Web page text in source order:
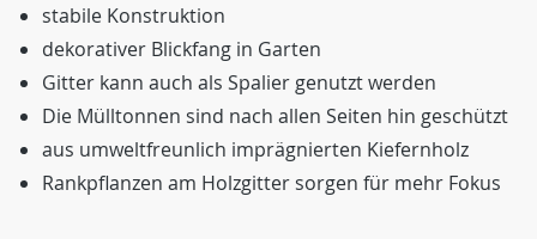
stabile Konstruktion
dekorativer Blickfang in Garten
Gitter kann auch als Spalier genutzt werden
Die Mülltonnen sind nach allen Seiten hin geschützt
aus umweltfreunlich imprägnierten Kiefernholz
Rankpflanzen am Holzgitter sorgen für mehr Fokus